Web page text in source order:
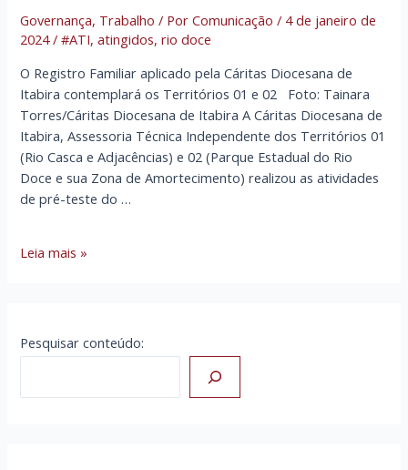
Governança, Trabalho / PorComunicação/ 4 de janeiro de
2024/#ATI,atingidos,rio doce
O Registro Familiar aplicado pela Cáritas Diocesana de
Itabira contemplará os Territórios 01 e 02 Foto: Tainara
Torres/Cáritas Diocesana de Itabira A Cáritas Diocesana de
Itabira, Assessoria Técnica Independente dos Territórios 01
(Rio Casca e Adjacências) e 02 (Parque Estadual do Rio
Doce e sua Zona de Amortecimento) realizou as atividades
de pré-teste do …
ATI
DO
REGISTRO
NOS
Leia mais »
Pesquisar conteúdo: